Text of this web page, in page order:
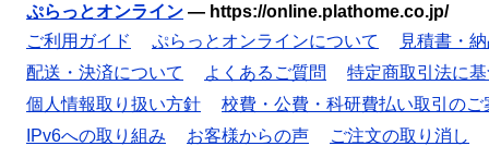
ぷらっとオンライン — https://online.plathome.co.jp/
ご利用ガイド
ぷらっとオンラインについて
見積書・
配送・決済について
よくあるご質問
特定商取引法に
個人情報取り扱い方針
校費・公費・科研費払い取引のご
IPv6への取り組み
お客様からの声 ご注文の取り消し